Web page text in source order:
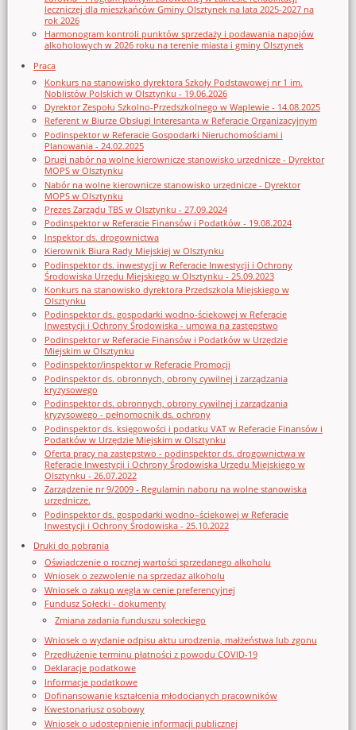
leczniczej dla mieszkańców Gminy Olsztynek na lata 2025-2027 na
rok 2026
Harmonogram kontroli punktów sprzedaży i podawania napojów
alkoholowych w 2026 roku na terenie miasta i gminy Olsztynek
Praca
Konkurs na stanowisko dyrektora Szkoły Podstawowej nr 1 im.
Noblistów Polskich w Olsztynku - 19.06.2026
Dyrektor Zespołu Szkolno-Przedszkolnego w Waplewie - 14.08.2025
Referent w Biurze Obsługi Interesanta w Referacie Organizacyjnym
Podinspektor w Referacie Gospodarki Nieruchomościami i
Planowania - 24.02.2025
Drugi nabór na wolne kierownicze stanowisko urzędnicze - Dyrektor
MOPS w Olsztynku
Nabór na wolne kierownicze stanowisko urzędnicze - Dyrektor
MOPS w Olsztynku
Prezes Zarządu TBS w Olsztynku - 27.09.2024
Podinspektor w Referacie Finansów i Podatków - 19.08.2024
Inspektor ds. drogownictwa
Kierownik Biura Rady Miejskiej w Olsztynku
Podinspektor ds. inwestycji w Referacie Inwestycji i Ochrony
Środowiska Urzędu Miejskiego w Olsztynku - 25.09.2023
Konkurs na stanowisko dyrektora Przedszkola Miejskiego w
Olsztynku
Podinspektor ds. gospodarki wodno-ściekowej w Referacie
Inwestycji i Ochrony Środowiska - umowa na zastępstwo
Podinspektor w Referacie Finansów i Podatków w Urzędzie
Miejskim w Olsztynku
Podinspektor/inspektor w Referacie Promocji
Podinspektor ds. obronnych, obrony cywilnej i zarządzania
kryzysowego
Podinspektor ds. obronnych, obrony cywilnej i zarządzania
kryzysowego - pełnomocnik ds. ochrony
Podinspektor ds. księgowości i podatku VAT w Referacie Finansów i
Podatków w Urzędzie Miejskim w Olsztynku
Oferta pracy na zastępstwo - podinspektor ds. drogownictwa w
Referacie Inwestycji i Ochrony Środowiska Urzędu Miejskiego w
Olsztynku - 26.07.2022
Zarządzenie nr 9/2009 - Regulamin naboru na wolne stanowiska
urzędnicze.
Podinspektor ds. gospodarki wodno–ściekowej w Referacie
Inwestycji i Ochrony Środowiska - 25.10.2022
Druki do pobrania
Oświadczenie o rocznej wartości sprzedanego alkoholu
Wniosek o zezwolenie na sprzedaz alkoholu
Wniosek o zakup węgla w cenie preferencyjnej
Fundusz Sołecki - dokumenty
Zmiana zadania funduszu sołeckiego
Wniosek o wydanie odpisu aktu urodzenia, małżeństwa lub zgonu
Przedłużenie terminu płatności z powodu COVID-19
Deklaracje podatkowe
Informacje podatkowe
Dofinansowanie kształcenia młodocianych pracowników
Kwestonariusz osobowy
Wniosek o udostępnienie informacji publicznej